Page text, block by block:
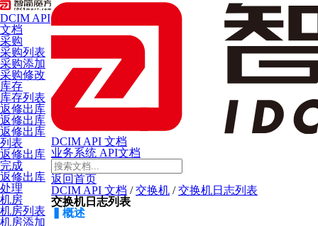
DCIM API
文档
采购
采购列表
采购添加
采购修改
库存
库存列表
返修出库
返修出库
返修出库
列表
返修出库
完成
返修出库
处理
机房
机房列表
机房添加
DCIM API 文档
业务系统 API文档
返回首页
DCIM API 文档 /交换机 /交换机日志列表
交换机日志列表
概述